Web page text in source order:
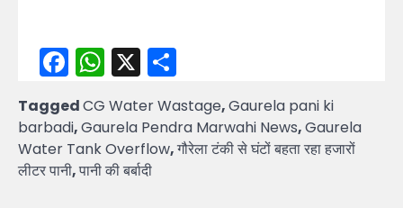
Facebook
WhatsApp
X
TaggedCG Water Wastage,Gaurela pani ki
barbadi,Gaurela Pendra Marwahi News,Gaurela
Water Tank Overflow,गौरेला टंकी से घंटों बहता रहा हजारों
लीटर पानी,पानी की बर्बादी